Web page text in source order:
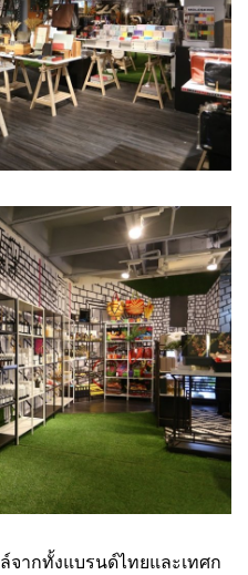
ากทั้งแบรนด์ไทยและเทศก